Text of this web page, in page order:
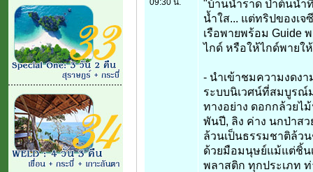
"บ้านน้ำราด ป่าต้นน้ำ
น้ำใส... แต่ทริปของเ
เรือพายพร้อม Guide
ไกด์ หรือให้ไกด์พายใ
- นำเข้าชมความงดง
ระบบนิเวศน์ที่สมบูรณ์
ทางอย่าง ดอกกล้วยไ
พันปี, ลิง ค่าง นกป่าส
ล้วนเป็นธรรมชาติล้วน
ด้วยมือมนุษย์แม้แต่ชิ้น
พลาสติก ทุกประเภท